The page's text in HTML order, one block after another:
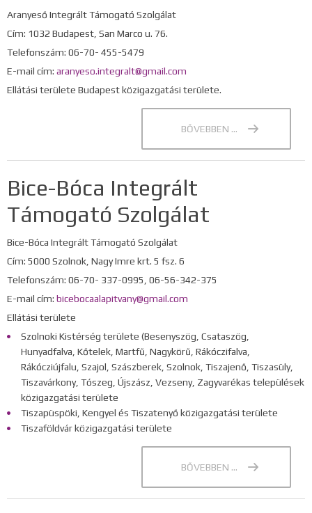
Aranyeső Integrált Támogató Szolgálat
Cím: 1032 Budapest, San Marco u. 76.
Telefonszám: 06-70- 455-5479
E-mail cím: aranyeso.integralt@gmail.com
Ellátási területe Budapest közigazgatási területe.
BŐVEBBEN ...
Bice-Bóca Integrált
Támogató Szolgálat
Bice-Bóca Integrált Támogató Szolgálat
Cím: 5000 Szolnok, Nagy Imre krt. 5 fsz. 6
Telefonszám: 06-70- 337-0995, 06-56-342-375
E-mail cím: bicebocaalapitvany@gmail.com
Ellátási területe
Szolnoki Kistérség területe (Besenyszög, Csataszög,
Hunyadfalva, Kőtelek, Martfű, Nagykörű, Rákóczifalva,
Rákócziújfalu, Szajol, Szászberek, Szolnok, Tiszajenő, Tiszasüly,
Tiszavárkony, Tószeg, Újszász, Vezseny, Zagyvarékas települések
közigazgatási területe
Tiszapüspöki, Kengyel és Tiszatenyő közigazgatási területe
Tiszaföldvár közigazgatási területe
BŐVEBBEN ...